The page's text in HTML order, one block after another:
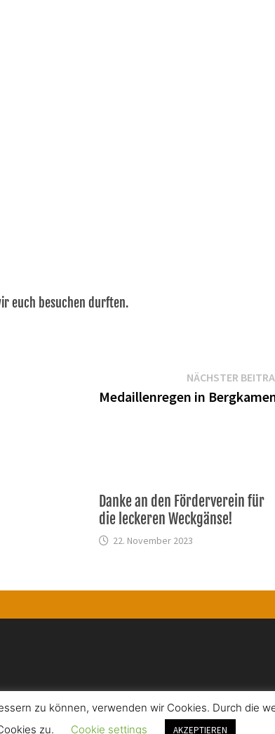
euch besuchen durften.
NÄCHSTER
Medaillenregen in
Danke an den Förderverein für
die leckeren Weckgänse!
22. November 2023
vonWordPressundBam.
zu können, verwenden wir Cookies. Durch die
zu.
Cookie settings AKZEPTIEREN